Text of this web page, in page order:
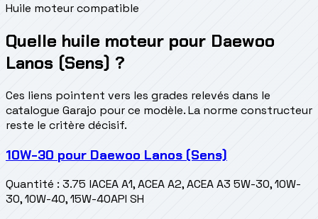
Huile moteur compatible
Quelle huile moteur pour Daewoo
Lanos (Sens) ?
Ces liens pointent vers les grades relevés dans le
catalogue Garajo pour ce modèle. La norme constructeur
reste le critère décisif.
10W-30 pour Daewoo Lanos (Sens)
Quantité : 3.75 lACEA A1, ACEA A2, ACEA A3 5W-30, 10W-
30, 10W-40, 15W-40API SH